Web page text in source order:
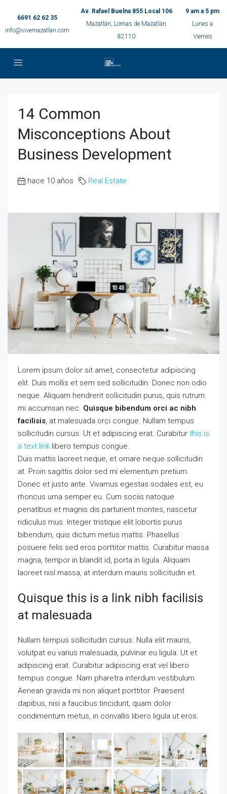
6691 62 62 35
info@vivemazatlan.com
Av. Rafael Buelna 855 Local 106
Mazatlán, Lomas de Mazatlán
82110
9 am a 5 pm
Lunes a
Viernes
14 Common
Misconceptions About
Business Development
hace 10 años Real Estate
Lorem ipsum dolor sit amet, consectetur adipiscing
elit. Duis mollis et sem sed sollicitudin. Donec non odio
neque. Aliquam hendrerit sollicitudin purus, quis rutrum
mi accumsan nec. Quisque bibendum orci ac nibh
facilisis, at malesuada orci congue. Nullam tempus
sollicitudin cursus. Ut et adipiscing erat. Curabitur this is
a text link libero tempus congue.
Duis mattis laoreet neque, et ornare neque sollicitudin
at. Proin sagittis dolor sed mi elementum pretium.
Donec et justo ante. Vivamus egestas sodales est, eu
rhoncus urna semper eu. Cum sociis natoque
penatibus et magnis dis parturient montes, nascetur
ridiculus mus. Integer tristique elit lobortis purus
bibendum, quis dictum metus mattis. Phasellus
posuere felis sed eros porttitor mattis. Curabitur massa
magna, tempor in blandit id, porta in ligula. Aliquam
laoreet nisl massa, at interdum mauris sollicitudin et.
Quisque this is a link nibh facilisis
at malesuada
Nullam tempus sollicitudin cursus. Nulla elit mauris,
volutpat eu varius malesuada, pulvinar eu ligula. Ut et
adipiscing erat. Curabitur adipiscing erat vel libero
tempus congue. Nam pharetra interdum vestibulum.
Aenean gravida mi non aliquet porttitor. Praesent
dapibus, nisi a faucibus tincidunt, quam dolor
condimentum metus, in convallis libero ligula ut eros.